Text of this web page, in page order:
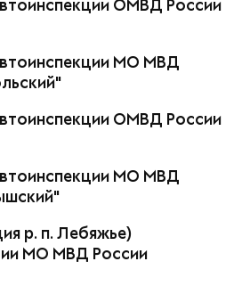
ОМВД России
МО МВД
ОМВД России
МО МВД
р. п. Лебяжье)
МО МВД России